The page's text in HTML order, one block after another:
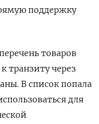
поддержку
товаров
транзиту через
В список попала
для